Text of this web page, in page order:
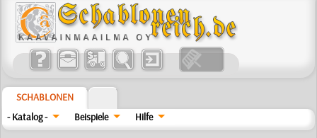
SCHABLONEN
- Katalog -
Beispiele Hilfe